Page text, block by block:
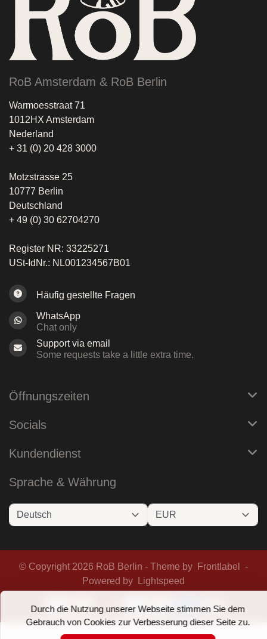
Durch die Nutzung unserer Webseite stimmen Sie dem
Gebrauch von Cookies zur Verbesserung dieser Seite zu.
RoB Amsterdam & RoB Berlin
Warmoesstraat 71
1012HX Amsterdam
Nederland
+ 31 (0) 20 428 3000
Motzstrasse 25
10777 Berlin
Deutschland
+ 49 (0) 30 62704270
Register NR: 33225271
USt-IdNr.: NL001234567B01
Häufig gestellte Fragen
WhatsApp
Chat only
Support via email
Some requests take a little extra time.
Öffnungszeiten
Socials
Kundendienst
Sprache & Währung
© Copyright 2026 RoB Berlin - Theme by Frontlabel
-
Powered by
Lightspeed